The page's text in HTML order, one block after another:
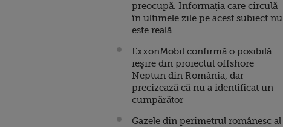
preocupă. Informaţia care circulă
în ultimele zile pe acest subiect nu
este reală
ExxonMobil confirmă o posibilă
ieşire din proiectul offshore
Neptun din România, dar
precizează că nu a identificat un
cumpărător
Gazele din perimetrul românesc al